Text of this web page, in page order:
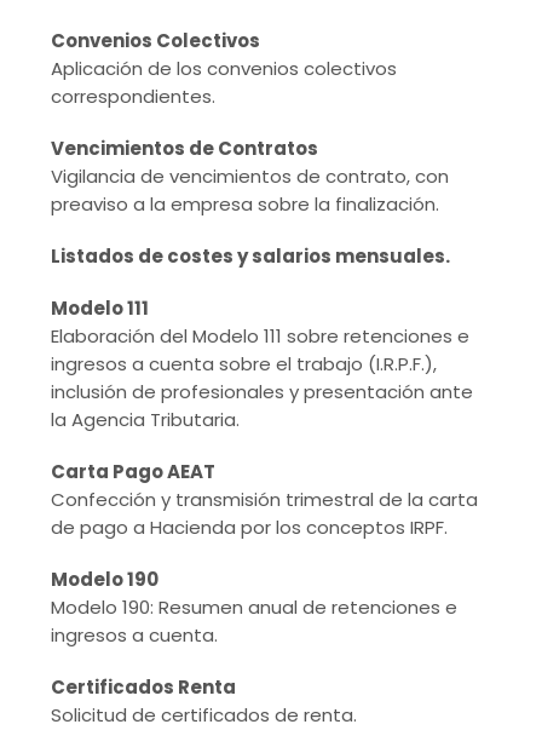
Convenios Colectivos
Aplicación de los convenios colectivos
correspondientes.
Vencimientos de Contratos
Vigilancia de vencimientos de contrato, con
preaviso a la empresa sobre la finalización.
Listados de costes y salarios mensuales.
Modelo 111
Elaboración del Modelo 111 sobre retenciones e
ingresos a cuenta sobre el trabajo (I.R.P.F.),
inclusión de profesionales y presentación ante
la Agencia Tributaria.
Carta Pago AEAT
Confección y transmisión trimestral de la carta
de pago a Hacienda por los conceptos IRPF.
Modelo 190
Modelo 190: Resumen anual de retenciones e
ingresos a cuenta.
Certificados Renta
Solicitud de certificados de renta.